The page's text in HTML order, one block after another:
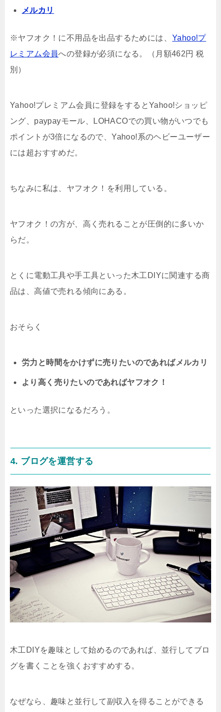
メルカリ
※ヤフオク！に不用品を出品するためには、 Yahoo!プ
レミアム会員への登録が必須になる。（月額462円 税
別）
Yahoo!プレミアム会員に登録をするとYahoo!ショッピ
ング、paypayモール、LOHACOでの買い物がいつでも
ポイントが3倍になるので、Yahoo!系のヘビーユーザー
には超おすすめだ。
ちなみに私は、ヤフオク！を利用している。
ヤフオク！の方が、高く売れることが圧倒的に多いか
らだ。
とくに電動工具や手工具といった木工DIYに関連する商
品は、高値で売れる傾向にある。
おそらく
労力と時間をかけずに売りたいのであればメルカリ
より高く売りたいのであればヤフオク！
といった選択になるだろう。
4. ブログを運営する
木工DIYを趣味として始めるのであれば、並行してブロ
グを書くことを強くおすすめする。
なぜなら、趣味と並行して副収入を得ることができる